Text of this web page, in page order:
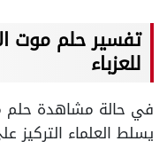
تفسير حلم موت
للعزباء
في حالة مشاهدة حلم
يسلط العلماء التركيز